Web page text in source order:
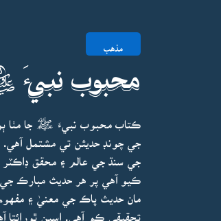
مذهب
محبوب نبيءَ
ڪتاب محبوب نبيءَ ﷺ جا مٺا
جي چونڊ حديثن تي مشتمل
جي سنڌ جي عالم ۽ محقق ڊاڪٽر
ڪيو آهي پر هر حديث مبارڪ جي
مان حديث پاڪ جي معنيٰ ۽
تحقيقي ڪم آهي. اسين ٿورائتا